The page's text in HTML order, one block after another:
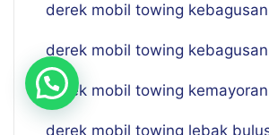
derek mobil towing kebagusan
derek mobil towing
derek mobil towing kemayoran
derek mobil towing lebak